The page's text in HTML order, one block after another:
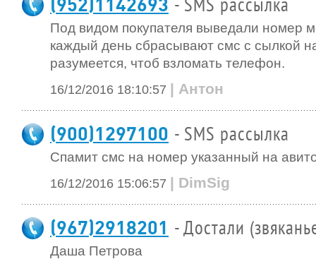
- SMS рассылка
Под видом покупателя выведали номер
каждый день сбрасывают смс с сылкой
разумеется, чтоб взломать телефон.
16/12/2016 18:10:57 | Антон
(900)1297100 - SMS рассылка
Спамит смс на номер указанный на
16/12/2016 15:06:57 | DimSig
(967)2918201 - Достали
Даша Петрова